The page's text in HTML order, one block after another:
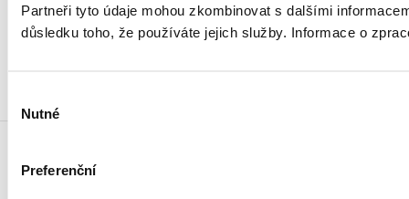
Partneři tyto údaje mohou zkombinovat s dalšími
důsledku toho, že používáte jejich služby. Informace o
souhlasu
Nutné
Preferenční
Resort financí